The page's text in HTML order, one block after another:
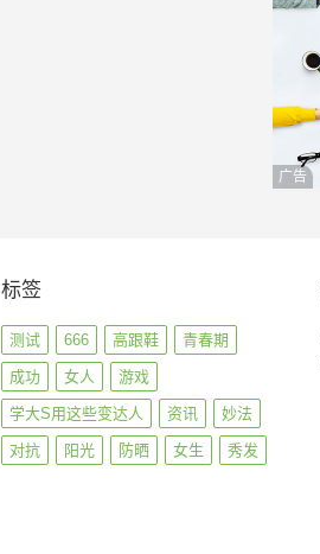
广告
标签
测试 666 高跟鞋 青春期
成功 女人 游戏
学大S用这些变达人 资讯 妙法
对抗 阳光 防晒 女生 秀发